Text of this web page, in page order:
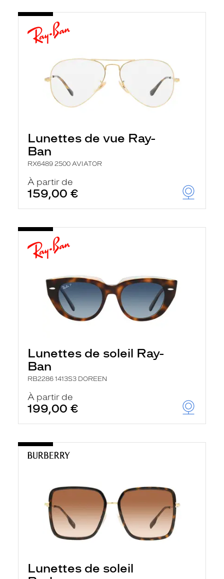
Lunettes de vue Ray-
Ban
RX6489 2500 AVIATOR
À partir de
159,00 €
Lunettes de soleil Ray-
Ban
RB2286 1413S3 DOREEN
À partir de
199,00 €
Lunettes de soleil